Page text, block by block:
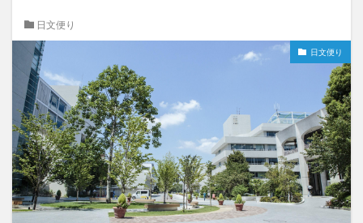
日文便り
日文便り